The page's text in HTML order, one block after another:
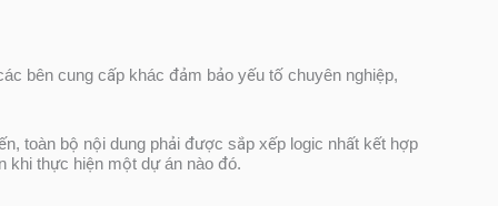
bên cung cấp khác đảm bảo yếu tố chuyên nghiệp,
toàn bộ nội dung phải được sắp xếp logic nhất kết hợp
khi thực hiện một dự án nào đó.